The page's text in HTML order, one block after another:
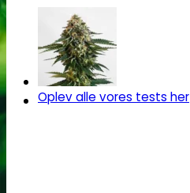
Oplev alle vores tests her
kr. 13.00.
har
flere
varianter.
Mulighederne
kan